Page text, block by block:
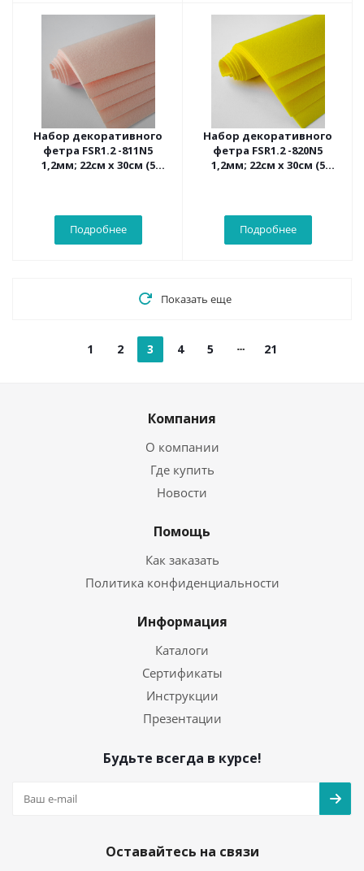
Набор декоративного
фетра FSR1.2 -811N5
1,2мм; 22см х 30см (5
Подробнее
Набор декоративного
фетра FSR1.2 -820N5
1,2мм; 22см х 30см (5
Подробнее
Показать еще
1 2 3 4 5 21
Компания
О компании
Где купить
Новости
Помощь
Как заказать
Политика конфиденциальности
Информация
Каталоги
Сертификаты
Инструкции
Презентации
Будьте всегда в курсе!
Оставайтесь на связи